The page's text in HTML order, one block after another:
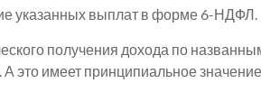
указанных выплат в форме 6-НДФЛ.
получения дохода по
это имеет принципиальное